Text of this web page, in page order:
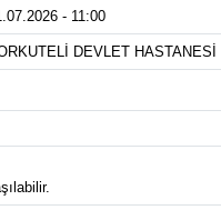
- 11:00
DEVLET HASTANESİ